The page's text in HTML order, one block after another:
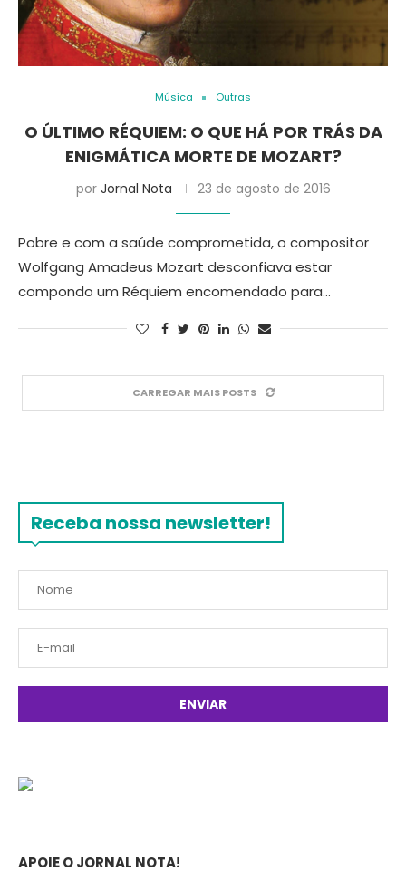
Música Outras
O ÚLTIMO RÉQUIEM: O QUE HÁ POR TRÁS DA
ENIGMÁTICA MORTE DE MOZART?
por Jornal Nota 23 de agosto de 2016
Pobre e com a saúde comprometida, o compositor
Wolfgang Amadeus Mozart desconfiava estar
compondo um Réquiem encomendado para…
CARREGAR MAIS POSTS
Receba nossa newsletter!
APOIE O JORNAL NOTA!